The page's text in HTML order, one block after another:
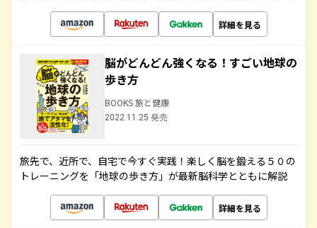
詳細を見る
脳がどんどん強くなる！すごい地球の
歩き方
BOOKS 旅と健康
2022.11.25 発売
旅先で、近所で、自宅で今すぐ実践！楽しく脳を鍛える５０の
トレーニングを「地球の歩き方」が最新脳科学とともに解説
詳細を見る